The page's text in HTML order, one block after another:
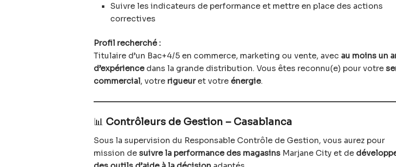
Suivre les indicateurs de performance et mettre en place des actions
correctives
Profil recherché :
Titulaire d’un Bac+4/5 en commerce, marketing ou vente, avec au moins un
d’expériencedans la grande distribution. Vous êtes reconnu(e) pour votre
commercial, votre rigueuret votre énergie.
📊 Contrôleurs de Gestion – Casablanca
Sous la supervision du Responsable Contrôle de Gestion, vous aurez pour
mission desuivre la performance des magasins Marjane City et de